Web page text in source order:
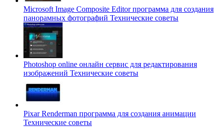
Microsoft Image Composite Editor программа для создания
панорамных фотографий Технические советы
Photoshop online онлайн сервис для редактирования
изображений Технические советы
Pixar Renderman программа для создания анимации
Технические советы